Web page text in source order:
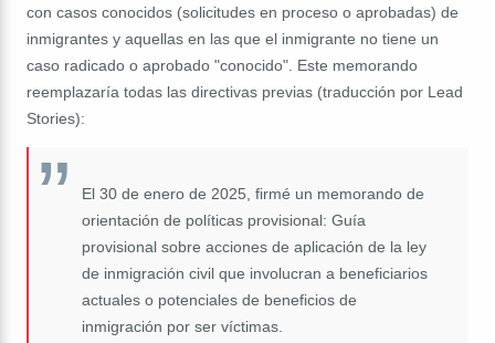
con casos conocidos (solicitudes en proceso o aprobadas) de
inmigrantes y aquellas en las que el inmigrante no tiene un
caso radicado o aprobado "conocido". Este memorando
reemplazaría todas las directivas previas (traducción por Lead
Stories):
El 30 de enero de 2025, firmé un memorando de
orientación de políticas provisional: Guía
provisional sobre acciones de aplicación de la ley
de inmigración civil que involucran a beneficiarios
actuales o potenciales de beneficios de
inmigración por ser víctimas.